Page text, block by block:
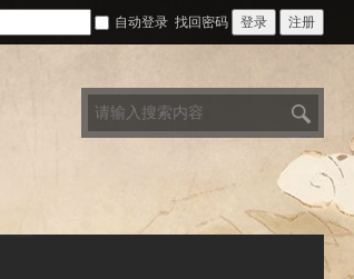
自动登录 找回密码 登录 注册